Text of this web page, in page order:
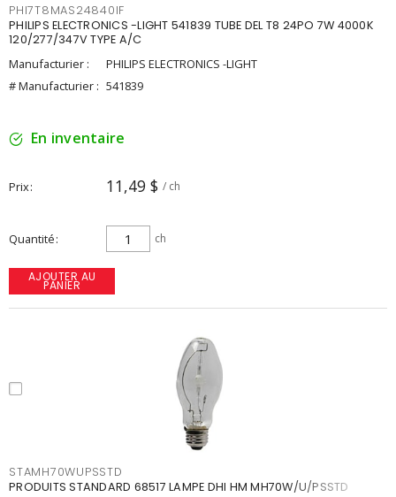
PHI7T8MAS24840IF
PHILIPS ELECTRONICS -LIGHT 541839 TUBE DEL T8 24PO 7W 4000K
120/277/347V TYPE A/C
Manufacturier :
PHILIPS ELECTRONICS -LIGHT
# Manufacturier : 541839
En inventaire
Prix 11,49 $ / ch
Quantité ch
AJOUTER AU
PANIER
STAMH70WUPSSTD
PRODUITS STANDARD 68517 LAMPE DHI HM MH70W/U/PSSTD